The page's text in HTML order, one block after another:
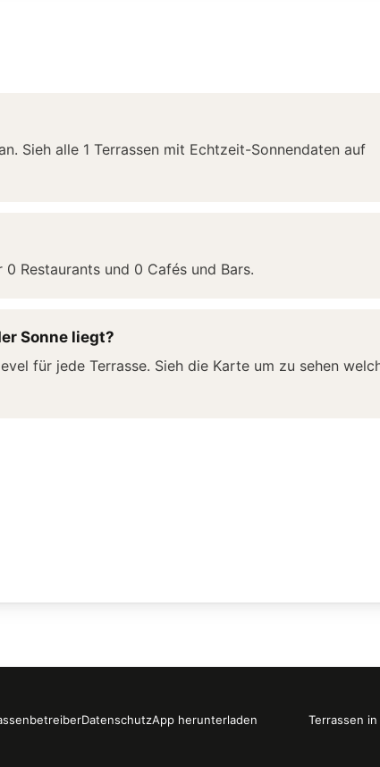
Sieh alle 1 Terrassen mit Echtzeit-Sonnendaten auf
Restaurants und 0 Cafés und Bars.
Sonne liegt?
für jede Terrasse. Sieh die Karte um zu sehen
DatenschutzApp herunterladen Terrassen